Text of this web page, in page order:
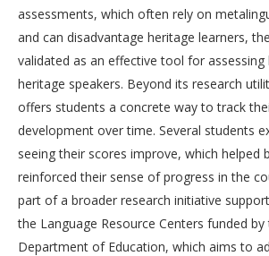
assessments, which often rely on
and can disadvantage heritage learners,
validated as an effective tool for assessing
heritage speakers. Beyond its research
offers students a concrete way to track
development over time. Several students
seeing their scores improve, which helped
reinforced their sense of progress in the
part of a broader research initiative
the Language Resource Centers funded by
Department of Education, which aims to